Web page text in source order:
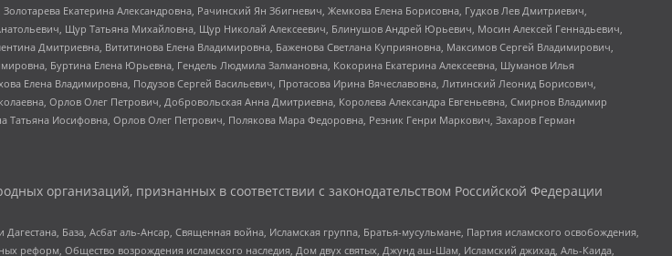
Екатерина Александровна, Рачинский Ян Збигневич, Жемкова Елена Борисовна, Гудков Лев Дмитриевич,
Щур Татьяна Михайловна, Щур Николай Алексеевич, Блинушов Андрей Юрьевич, Мосин Алексей Геннадьевич,
Дмитриевна, Вититинова Елена Владимировна, Баженова Светлана Куприяновна, Максимов Сергей Владимирович,
Буртина Елена Юрьевна, Гендель Людмила Залмановна, Кокорина Екатерина Алексеевна, Шуманов Илья
Владимировна, Подузов Сергей Васильевич, Протасова Ирина Вячеславовна, Литинский Леонид Борисович,
Орлов Олег Петрович, Добровольская Анна Дмитриевна, Королева Александра Евгеньевна, Смирнов Владимир
Иосифовна, Орлов Олег Петрович, Полякова Мара Федоровна, Резник Генри Маркович, Захаров Герман
организаций, признанных в соответствии с законодательством Российской Федерации
База, Асбат аль-Ансар, Священная война, Исламская группа, Братья-мусульмане, Партия исламского освобождения,
реформ, Общество возрождения исламского наследия, Дом двух святых, Джунд аш-Шам, Исламский джихад, Аль-Каида,